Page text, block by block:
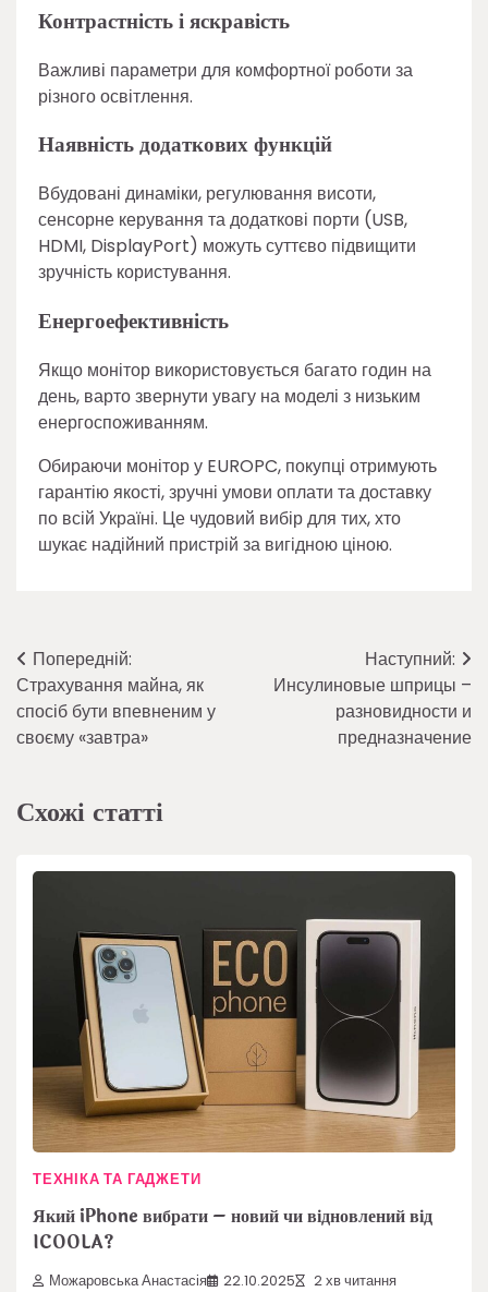
Контрастність і яскравість
Важливі параметри для комфортної роботи за
різного освітлення.
Наявність додаткових функцій
Вбудовані динаміки, регулювання висоти,
сенсорне керування та додаткові порти (USB,
HDMI, DisplayPort) можуть суттєво підвищити
зручність користування.
Енергоефективність
Якщо монітор використовується багато годин на
день, варто звернути увагу на моделі з низьким
енергоспоживанням.
Обираючи монітор у EUROPC, покупці отримують
гарантію якості, зручні умови оплати та доставку
по всій Україні. Це чудовий вибір для тих, хто
шукає надійний пристрій за вигідною ціною.
Навігація
записів
Попередній:
Страхування майна, як
спосіб бути впевненим у
своєму «завтра»
Наступний:
Инсулиновые шприцы –
разновидности и
предназначение
Схожі статті
ТЕХНІКА ТА ГАДЖЕТИ
Який iPhone вибрати – новий чи відновлений від
ICOOLA?
Можаровська Анастасія 22.10.2025 2 хв читання